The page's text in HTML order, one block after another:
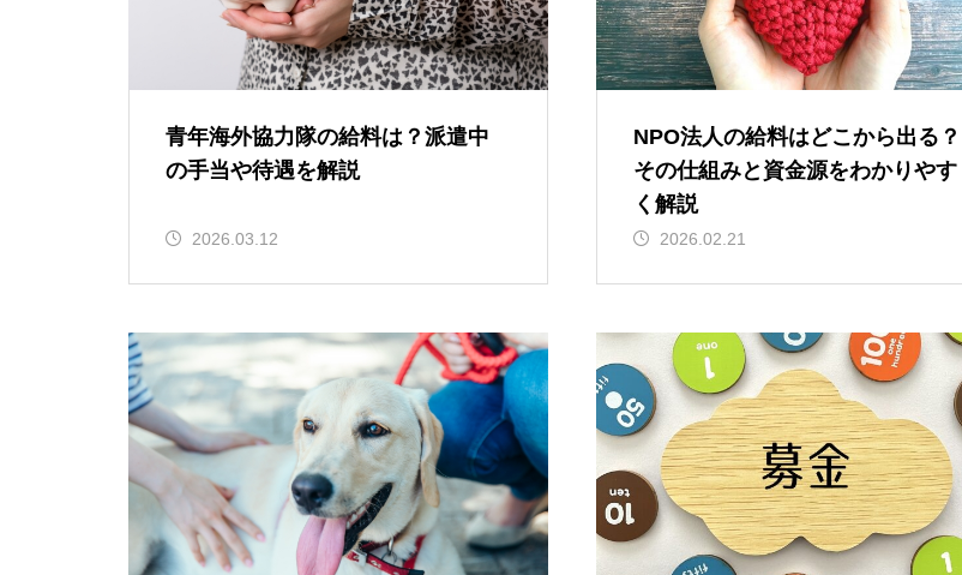
青年海外協力隊の給料は？派遣中
の手当や待遇を解説
2026.03.12
NPO法人の給料はどこから出る？
その仕組みと資金源をわかりやす
く解説
2026.02.21